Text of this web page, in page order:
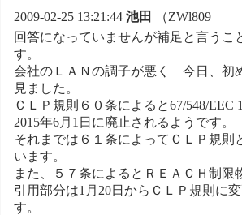
2009-02-25 13:21:44 池田
（ZWl809
回答になっていませんが補足と言うこ
す。
会社のＬＡＮの調子が悪く 今日、初
見ました。
ＣＬＰ規則６０条によると67/548/EEC
2015年6月1日に廃止されるようです。
それまでは６１条によってＣＬＰ規則
います。
また、５７条によるとＲＥＡＣＨ制限
引用部分は1月20日からＣＬＰ規則に
す。